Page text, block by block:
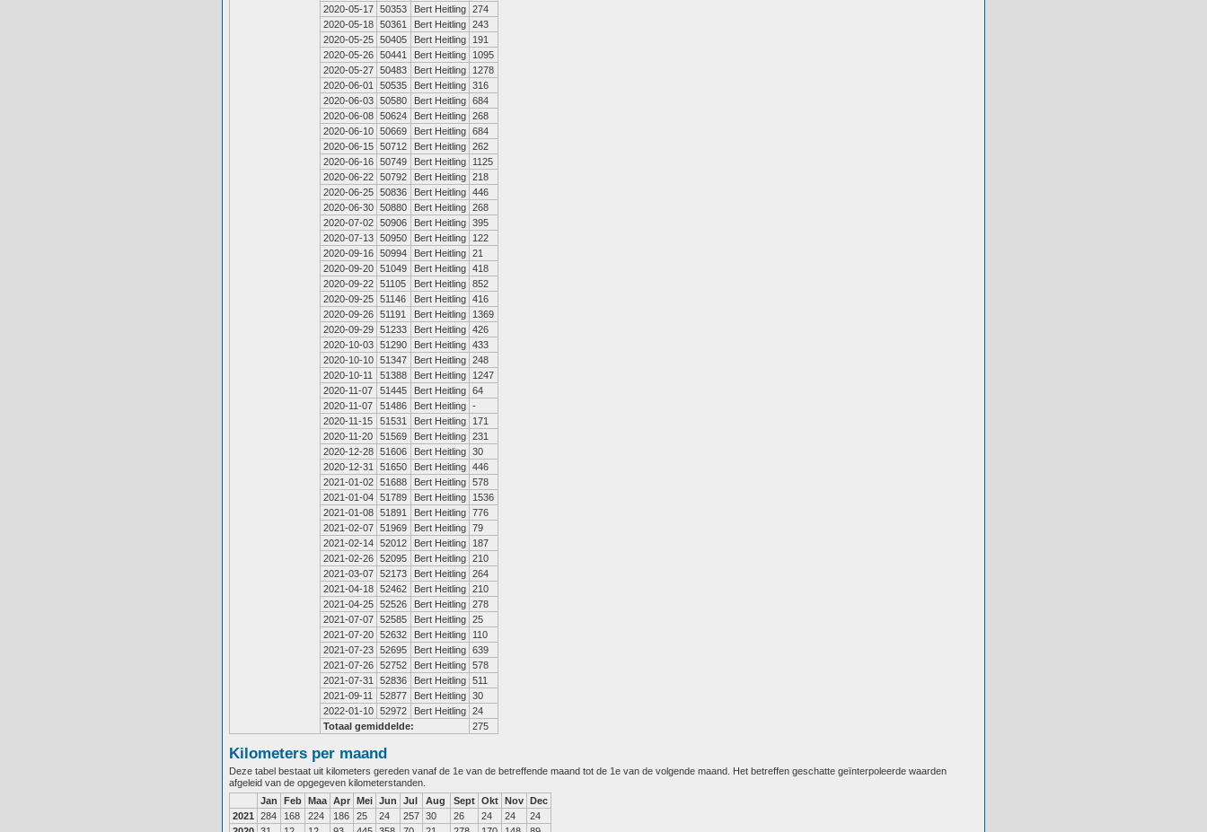
2020-05-17 50353 Bert Heitling 274
2020-05-18 50361 Bert Heitling 243
2020-05-25 50405 Bert Heitling
191
2020-05-26 50441 Bert Heitling
1095
2020-05-27 50483 Bert Heitling
1278
2020-06-01
50535 Bert Heitling 316
2020-06-03 50580 Bert Heitling 684
2020-06-08 50624 Bert Heitling 268
2020-06-10 50669 Bert Heitling 684
2020-06-15 50712 Bert Heitling 262
2020-06-16 50749 Bert Heitling
1125
2020-06-22 50792 Bert Heitling 218
2020-06-25 50836 Bert Heitling 446
2020-06-30 50880 Bert Heitling 268
2020-07-02 50906 Bert Heitling 395
2020-07-13 50950 Bert Heitling
122
2020-09-16 50994 Bert Heitling 21
2020-09-20 51049 Bert Heitling 418
2020-09-22 51105 Bert Heitling 852
2020-09-25 51146 Bert Heitling 416
2020-09-26 51191 Bert Heitling
1369
2020-09-29 51233 Bert Heitling 426
2020-10-03 51290 Bert Heitling 433
2020-10-10 51347 Bert Heitling 248
2020-10-11
51388 Bert Heitling
1247
2020-11-07
51445 Bert Heitling 64
2020-11-07
51486 Bert Heitling -
2020-11-15
51531 Bert Heitling
171
2020-11-20
51569 Bert Heitling 231
2020-12-28 51606 Bert Heitling 30
2020-12-31
51650 Bert Heitling 446
2021-01-02 51688 Bert Heitling 578
2021-01-04 51789 Bert Heitling
1536
2021-01-08 51891 Bert Heitling 776
2021-02-07 51969 Bert Heitling 79
2021-02-14 52012 Bert Heitling
187
2021-02-26 52095 Bert Heitling 210
2021-03-07 52173 Bert Heitling 264
2021-04-18 52462 Bert Heitling 210
2021-04-25 52526 Bert Heitling 278
2021-07-07 52585 Bert Heitling 25
2021-07-20 52632 Bert Heitling
110
2021-07-23 52695 Bert Heitling 639
2021-07-26 52752 Bert Heitling 578
2021-07-31
52836 Bert Heitling 511
2021-09-11
52877 Bert Heitling 30
2022-01-10 52972 Bert Heitling 24
Totaal gemiddelde:
275
Kilometers per maand
Deze tabel bestaat uit kilometers gereden vanaf de 1e van de betreffende maand tot de 1e van de volgende maand. Het betreffen geschatte geïnterpoleerde waarden
afgeleid van de opgegeven kilometerstanden.
Jan
Feb Maa Apr Mei Jun Jul Aug Sept Okt Nov Dec
2021
284 168 224 186 25 24 257 30 26 24 24
24